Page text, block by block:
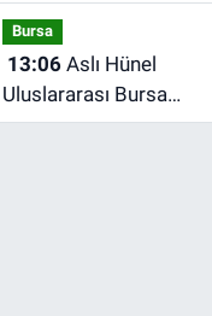
merkezine dönüşüyor
Bursa
13:06Aslı Hünel
Uluslararası Bursa
Festivali’nde sahne aldı